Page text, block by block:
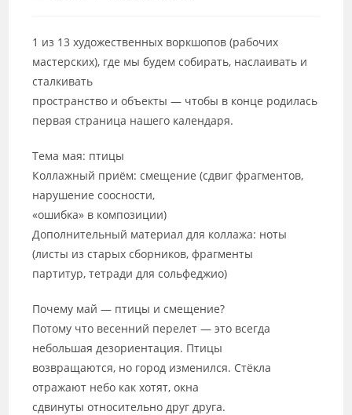
1 из 13 художественных воркшопов (рабочих
мастерских), где мы будем собирать, наслаивать и
сталкивать
пространство и объекты — чтобы в конце родилась
первая страница нашего календаря.
Тема мая: птицы
Коллажный приём: смещение (сдвиг фрагментов,
нарушение соосности,
«ошибка» в композиции)
Дополнительный материал для коллажа: ноты
(листы из старых сборников, фрагменты
партитур, тетради для сольфеджио)
Почему май — птицы и смещение?
Потому что весенний перелет — это всегда
небольшая дезориентация. Птицы
возвращаются, но город изменился. Стёкла
отражают небо как хотят, окна
сдвинуты относительно друг друга.